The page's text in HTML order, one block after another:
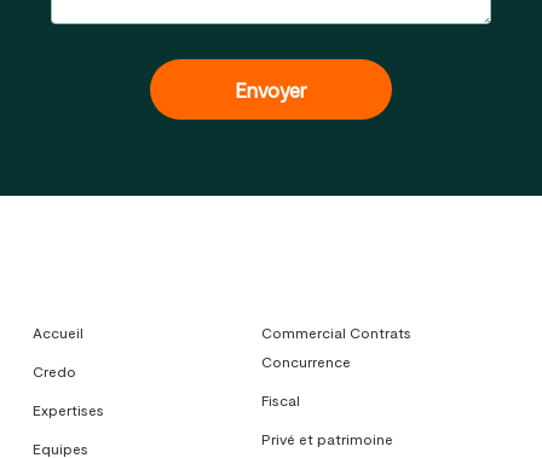
Accueil
Credo
Expertises
Equipes
Commercial Contrats
Concurrence
Fiscal
Privé et patrimoine